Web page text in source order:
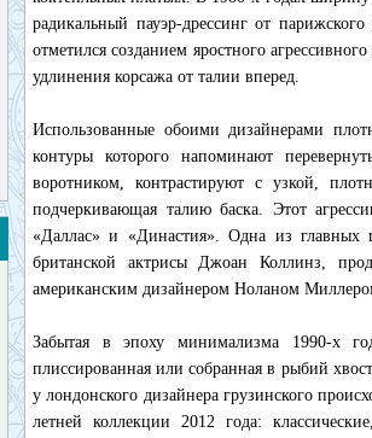
радикальный пауэр-дрессинг от
отметился созданием яростного
удлинения корсажа от талии вперед.
Использованные обоими дизайнерами
контуры которого напоминают
воротником, контрастируют с узкой,
подчеркивающая талию баска. Этот
«Даллас» и «Династия». Одна из главных
британской актрисы Джоан Коллинз,
американским дизайнером Ноланом
Забытая в эпоху минимализма 1990-х
плиссированная или собранная в рыбий
у лондонского дизайнера грузинского
летней коллекции 2012 года: